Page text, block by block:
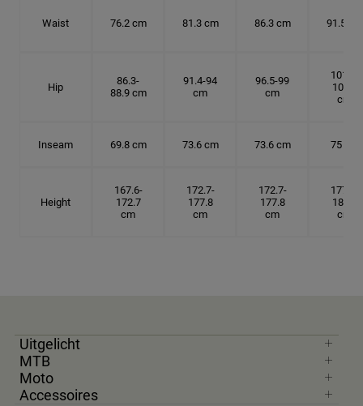
Waist 76.2 cm 81.3 cm 86.3 cm 91.5 cm
Hip
86.3-
88.9 cm
91.4-94
cm
96.5-99
cm
101.6-
104.1
cm
Inseam 69.8 cm 73.6 cm 73.6 cm 75 cm
Height
167.6-
172.7
cm
172.7-
177.8
cm
172.7-
177.8
cm
177.8-
182.9
cm
Uitgelicht
MTB
Moto
Accessoires